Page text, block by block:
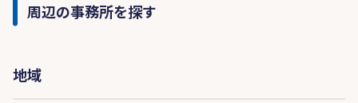
周辺の事務所を探す
地域